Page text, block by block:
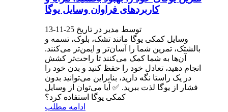
کاربردهای فراوان وسایل یوگا
توسط مدیر در تاریخ 25-11-13
وسایل کمکی یوگا مانند تشک، بلوک، تسمه و
بالشتک، تمرین شما را آسان‌تر و ایمن‌تر می‌کنند.
آن‌ها به شما کمک می‌کنند تا راحت‌تر کشش
انجام دهید، تعادل خود را حفظ کنید و بدن خود را
در یک راستا نگه دارید، بنابراین می‌توانید بدون
فشار از یوگا لذت ببرید. ✅ آیا می‌توان از وسایل
کمکی یوگا استفاده کرد؟
ادامه مطلب